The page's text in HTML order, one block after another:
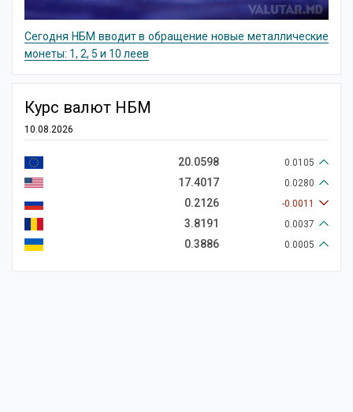
Сегодня НБМ вводит в обращение новые металлические
монеты: 1, 2, 5 и 10 леев
Курс валют НБМ
10.08.2026
20.0598 0.0105
17.4017 0.0280
0.2126 -0.0011
3.8191 0.0037
0.3886 0.0005